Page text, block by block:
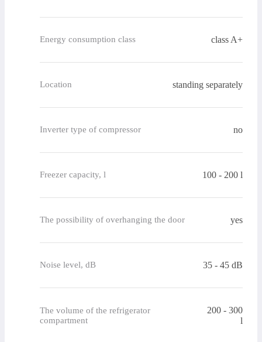
Energy consumption class class A+
Location standing separately
Inverter type of compressor no
Freezer capacity, l 100 - 200 l
The possibility of overhanging the door yes
Noise level, dB 35 - 45 dB
The volume of the refrigerator
compartment
200 - 300
l